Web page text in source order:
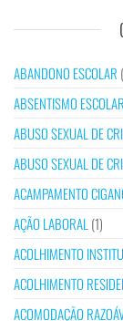
ABANDONO ESCOLAR
ABSENTISMO ESCOLAR
ABUSO SEXUAL DE
ABUSO SEXUAL DE
ACAMPAMENTO
AÇÃO LABORAL (1)
ACOLHIMENTO
ACOLHIMENTO
ACOMODAÇÃO